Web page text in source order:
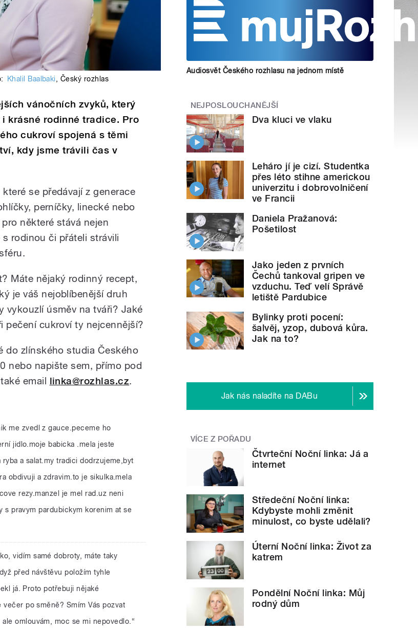
Khalil Baalbaki, Český rozhlas
vánočních zvyků, který
krásné rodinné tradice. Pro
cukroví spojená s těmi
kdy jsme trávili čas v
se předávají z generace
perníčky, linecké nebo
některé stává nejen
rodinou či přáteli strávili
Máte nějaký rodinný recept,
je váš nejoblíbenější druh
vykouzlí úsměv na tváři? Jaké
pečení cukroví ty nejcennější?
do zlínského studia Českého
nebo napište sem, přímo pod
email linka@rozhlas.cz.
me zvedl z gauce.peceme ho
jidlo.moje babicka .mela jeste
a salat.my tradici dodrzujeme,byt
obdivuji a zdravim.to je sikulka.mela
rezy.manzel je mel rad.uz neni
s pravym pardubickym korenim at se
vidím samé dobroty, máte taky
před návštěvu položím tyhle
já. Proto potřebuji nějaké
po směně? Smím Vás pozvat
omlouvám, moc se mi nepovedlo.“
Audiosvět Českého rozhlasu na jednom místě
NEJPOSLOUCHANĚJŠÍ
Dva kluci ve vlaku
Leháro jí je cizí. Studentka
přes léto stihne americkou
univerzitu i dobrovolničení
ve Francii
Daniela Pražanová:
Pošetilost
Jako jeden z prvních
Čechů tankoval gripen ve
vzduchu. Teď velí Správě
letiště Pardubice
Bylinky proti pocení:
šalvěj, yzop, dubová kůra.
Jak na to?
Jak nás naladíte na DABu
VÍCE Z POŘADU
Čtvrteční Noční linka: Já a
internet
Středeční Noční linka:
Kdybyste mohli změnit
minulost, co byste udělali?
Úterní Noční linka: Život za
katrem
Pondělní Noční linka: Můj
rodný dům